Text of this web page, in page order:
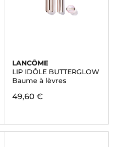
LANCÔME
LIP IDÔLE BUTTERGLOW
Baume à lèvres
49,60 €